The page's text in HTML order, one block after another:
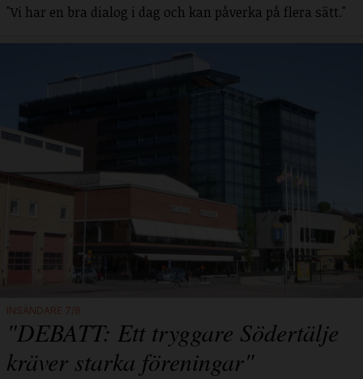
"Vi har en bra dialog i dag och kan påverka på flera sätt."
INSÄNDARE 7/8
"DEBATT: Ett tryggare Södertälje
kräver starka föreningar"